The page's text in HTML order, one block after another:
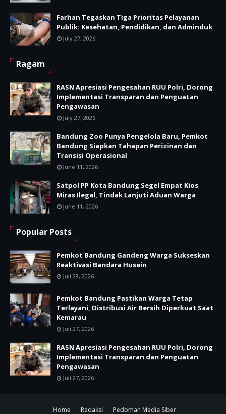
Farhan Tegaskan Tiga Prioritas Pelayanan
Publik: Kesehatan, Pendidikan, dan Adminduk
July 27, 2026
Ragam
RASN Apresiasi Pengesahan RUU Polri, Dorong
Implementasi Transparan dan Penguatan
Pengawasan
July 27, 2026
Bandung Zoo Punya Pengelola Baru, Pemkot
Bandung Siapkan Tahapan Perizinan dan
Transisi Operasional
June 11, 2026
Satpol PP Kota Bandung Segel Empat Kios
Miras Ilegal, Tindak Lanjuti Aduan Warga
June 11, 2026
Popular Posts
Pemkot Bandung Gandeng Warga Sukseskan
Reaktivasi Bandara Husein
Juli 28, 2026
Pemkot Bandung Pastikan Warga Tetap
Terlayani, Distribusi Air Bersih Diperkuat Saat
Kemarau
Juli 27, 2026
RASN Apresiasi Pengesahan RUU Polri, Dorong
Implementasi Transparan dan Penguatan
Pengawasan
Juli 27, 2026
Home Redaksi Pedoman Media Siber